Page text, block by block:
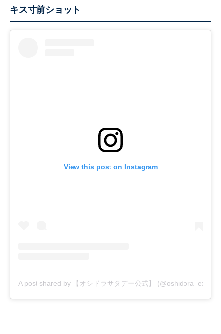
キス寸前ショット
View this post on Instagram
A post shared by 【オシドラサタデー公式】 (@oshidora_ex)